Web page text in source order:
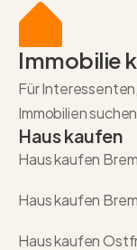
Immobilie
Für
Immobilien suchen
Haus kaufen
Haus kaufen
Haus kaufen
Haus kaufen